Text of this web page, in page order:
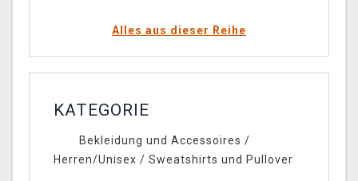
Alles aus dieser Reihe
KATEGORIE
Bekleidung und Accessoires /
Herren/Unisex / Sweatshirts und Pullover